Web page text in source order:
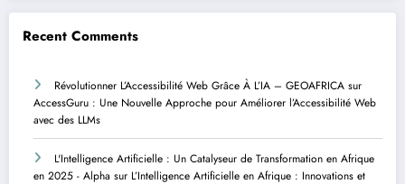
Recent Comments
Révolutionner L’Accessibilité Web Grâce À L’IA – GEOAFRICA sur
AccessGuru : Une Nouvelle Approche pour Améliorer l’Accessibilité Web
avec des LLMs
L'Intelligence Artificielle : Un Catalyseur de Transformation en Afrique
en 2025 - Alpha sur L’Intelligence Artificielle en Afrique : Innovations et